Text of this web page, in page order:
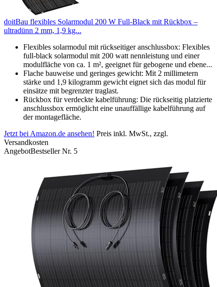
doitBau flexibles Solarmodul 200 W Full-Black mit Rückbox –
ultradünn 2 mm, 1,9 kg...
Flexibles solarmodul mit rückseitiger anschlussbox: Flexibles
full-black solarmodul mit 200 watt nennleistung und einer
modulfläche von ca. 1 m², geeignet für gebogene und ebene...
Flache bauweise und geringes gewicht: Mit 2 millimetern
stärke und 1,9 kilogramm gewicht eignet sich das modul für
einsätze mit begrenzter traglast.
Rückbox für verdeckte kabelführung: Die rückseitig platzierte
anschlussbox ermöglicht eine unauffällige kabelführung auf
der montagefläche.
Jetzt bei Amazon.de ansehen! Preis inkl. MwSt., zzgl.
Versandkosten
AngebotBestseller Nr. 5